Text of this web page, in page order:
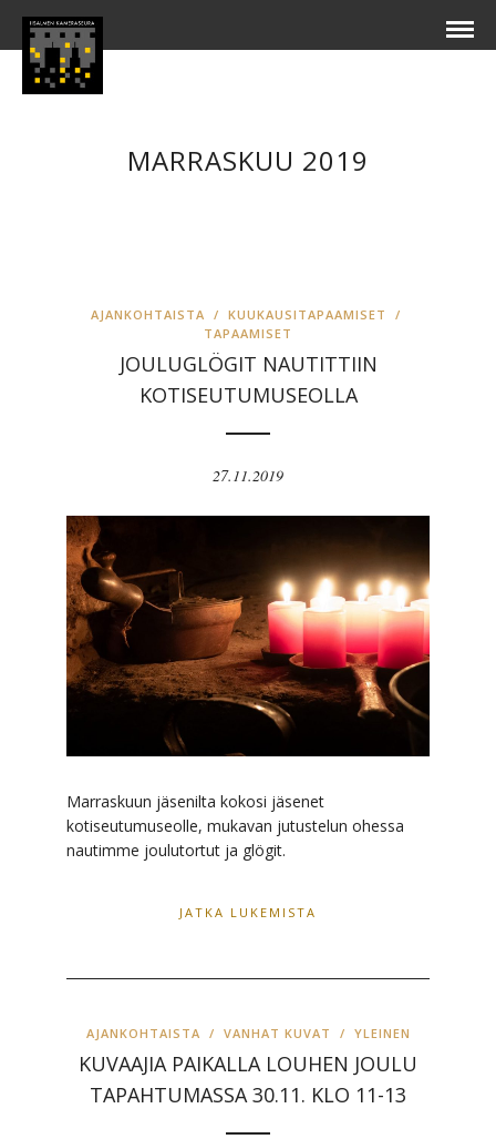
MARRASKUU 2019
AJANKOHTAISTA / KUUKAUSITAPAAMISET
/
TAPAAMISET
JOULUGLÖGIT NAUTITTIIN
KOTISEUTUMUSEOLLA
27.11.2019
Marraskuun jäsenilta kokosi jäsenet
kotiseutumuseolle, mukavan jutustelun ohessa
nautimme joulutortut ja glögit.
JATKA LUKEMISTA
AJANKOHTAISTA / VANHAT KUVAT / YLEINEN
KUVAAJIA PAIKALLA LOUHEN JOULU
TAPAHTUMASSA 30.11. KLO 11-13